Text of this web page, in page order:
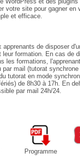
votre site pour gagner en
et efficace.
apprenants de disposer
leur formation. En cas de
les formations,
par mail (tutorat
tutorat en mode
de 8h30 à 17h. En
par mail 24h/24.
Programme